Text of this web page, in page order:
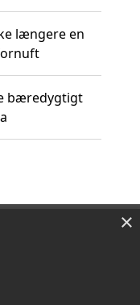
længere en
bæredygtigt
×